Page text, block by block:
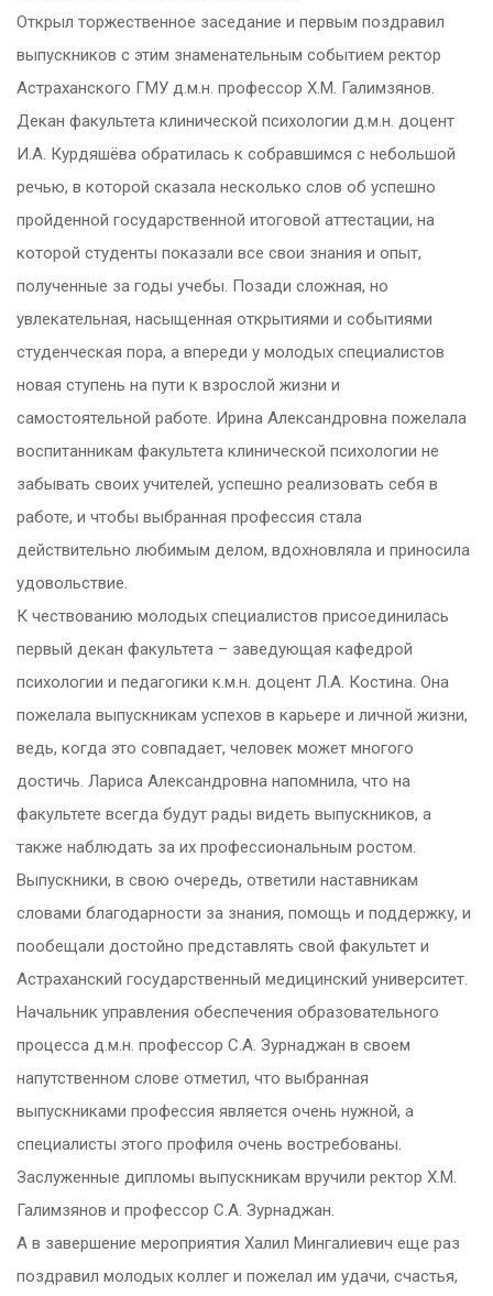
Открыл торжественное заседание и первым поздравил
выпускников с этим знаменательным событием ректор
Астраханского ГМУ д.м.н. профессор Х.М. Галимзянов.
Декан факультета клинической психологии д.м.н. доцент
И.А. Курдяшёва обратилась к собравшимся с небольшой
речью, в которой сказала несколько слов об успешно
пройденной государственной итоговой аттестации, на
которой студенты показали все свои знания и опыт,
полученные за годы учебы. Позади сложная, но
увлекательная, насыщенная открытиями и событиями
студенческая пора, а впереди у молодых специалистов
новая ступень на пути к взрослой жизни и
самостоятельной работе. Ирина Александровна пожелала
воспитанникам факультета клинической психологии не
забывать своих учителей, успешно реализовать себя в
работе, и чтобы выбранная профессия стала
действительно любимым делом, вдохновляла и приносила
удовольствие.
К чествованию молодых специалистов присоединилась
первый декан факультета – заведующая кафедрой
психологии и педагогики к.м.н. доцент Л.А. Костина. Она
пожелала выпускникам успехов в карьере и личной жизни,
ведь, когда это совпадает, человек может многого
достичь. Лариса Александровна напомнила, что на
факультете всегда будут рады видеть выпускников, а
также наблюдать за их профессиональным ростом.
Выпускники, в свою очередь, ответили наставникам
словами благодарности за знания, помощь и поддержку, и
пообещали достойно представлять свой факультет и
Астраханский государственный медицинский университет.
Начальник управления обеспечения образовательного
процесса д.м.н. профессор С.А. Зурнаджан в своем
напутственном слове отметил, что выбранная
выпускниками профессия является очень нужной, а
специалисты этого профиля очень востребованы.
Заслуженные дипломы выпускникам вручили ректор Х.М.
Галимзянов и профессор С.А. Зурнаджан.
А в завершение мероприятия Халил Мингалиевич еще раз
поздравил молодых коллег и пожелал им удачи, счастья,